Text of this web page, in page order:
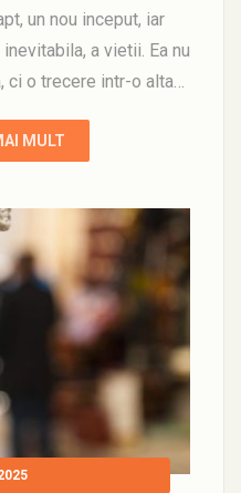
un nou inceput, iar
a vietii. Ea nu
o trecere intr-o alta…
MULT